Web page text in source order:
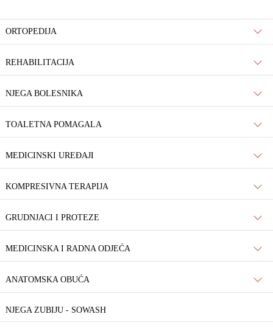
ORTOPEDIJA
REHABILITACIJA
NJEGA BOLESNIKA
TOALETNA POMAGALA
MEDICINSKI UREĐAJI
KOMPRESIVNA TERAPIJA
GRUDNJACI I PROTEZE
MEDICINSKA I RADNA ODJEĆA
ANATOMSKA OBUĆA
NJEGA ZUBIJU - SOWASH